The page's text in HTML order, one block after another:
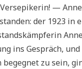
—
der 1923 in
ins Gespräch,
zu sein,